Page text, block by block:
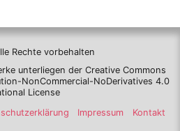
Rechte vorbehalten
unterliegen der Creative Commons
NonCommercial-NoDerivatives 4.0
License
Impressum Kontakt